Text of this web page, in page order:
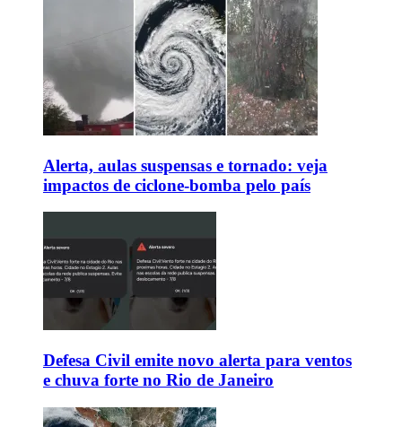
Alerta, aulas suspensas e tornado: veja
impactos de ciclone-bomba pelo país
Defesa Civil emite novo alerta para ventos
e chuva forte no Rio de Janeiro